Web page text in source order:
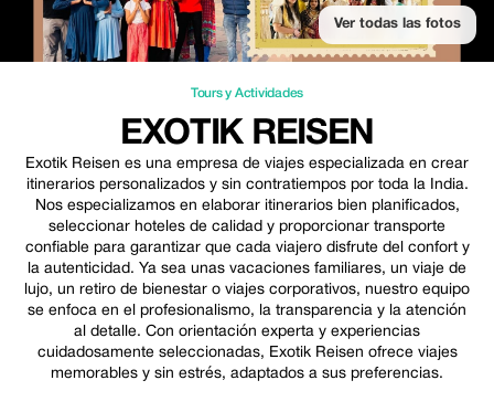
Ver todas las fotos
Tours y Actividades
EXOTIK REISEN
Exotik Reisen es una empresa de viajes especializada en crear
itinerarios personalizados y sin contratiempos por toda la India.
Nos especializamos en elaborar itinerarios bien planificados,
seleccionar hoteles de calidad y proporcionar transporte
confiable para garantizar que cada viajero disfrute del confort y
la autenticidad. Ya sea unas vacaciones familiares, un viaje de
lujo, un retiro de bienestar o viajes corporativos, nuestro equipo
se enfoca en el profesionalismo, la transparencia y la atención
al detalle. Con orientación experta y experiencias
cuidadosamente seleccionadas, Exotik Reisen ofrece viajes
memorables y sin estrés, adaptados a sus preferencias.